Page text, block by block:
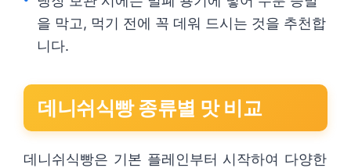
을 막고, 먹기 전에 꼭 데워 드시는 것을 추천합
니다.
데니쉬식빵 종류별 맛 비교
데니쉬식빵은 기본 플레인부터 시작하여 다양한